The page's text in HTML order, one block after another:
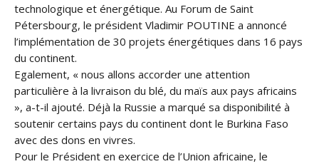
technologique et énergétique. Au Forum de Saint
Pétersbourg, le président Vladimir POUTINE a annoncé
l’implémentation de 30 projets énergétiques dans 16 pays
du continent.
Egalement, « nous allons accorder une attention
particulière à la livraison du blé, du maïs aux pays africains
», a-t-il ajouté. Déjà la Russie a marqué sa disponibilité à
soutenir certains pays du continent dont le Burkina Faso
avec des dons en vivres.
Pour le Président en exercice de l’Union africaine, le